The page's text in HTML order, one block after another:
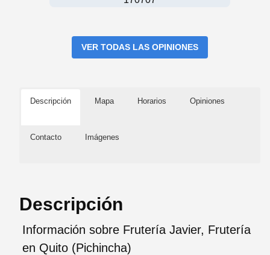
VER TODAS LAS OPINIONES
Descripción Mapa Horarios Opiniones
Contacto Imágenes
Descripción
Información sobre Frutería Javier, Frutería
en Quito (Pichincha)